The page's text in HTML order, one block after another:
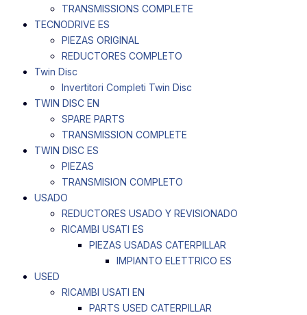
TRANSMISSIONS COMPLETE
TECNODRIVE ES
PIEZAS ORIGINAL
REDUCTORES COMPLETO
Twin Disc
Invertitori Completi Twin Disc
TWIN DISC EN
SPARE PARTS
TRANSMISSION COMPLETE
TWIN DISC ES
PIEZAS
TRANSMISION COMPLETO
USADO
REDUCTORES USADO Y REVISIONADO
RICAMBI USATI ES
PIEZAS USADAS CATERPILLAR
IMPIANTO ELETTRICO ES
USED
RICAMBI USATI EN
PARTS USED CATERPILLAR